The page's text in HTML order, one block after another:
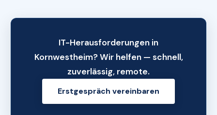
IT-Herausforderungen in
Kornwestheim? Wir helfen — schnell,
zuverlässig, remote.
Erstgespräch vereinbaren